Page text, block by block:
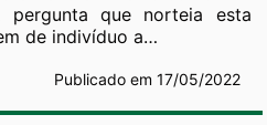
pergunta que norteia esta
de indivíduo a…
Publicado em 17/05/2022